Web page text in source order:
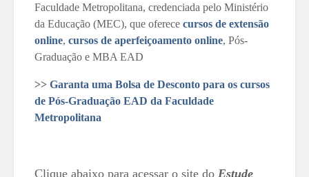
Faculdade Metropolitana, credenciada pelo Ministério
da Educação (MEC), que oferece cursos de extensão
online, cursos de aperfeiçoamento online, Pós-
Graduação e MBA EAD
>> Garanta uma Bolsa de Desconto para os cursos
de Pós-Graduação EAD da Faculdade
Metropolitana
Clique abaixo para acessar o site do Estude